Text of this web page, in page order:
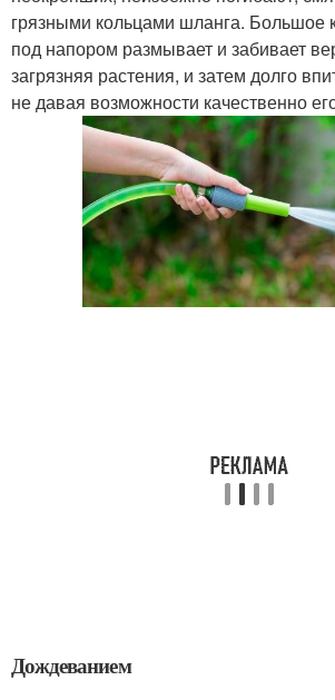
грязными кольцами шланга. Большое
под напором размывает и забивает
загрязняя растения, и затем долго
не давая возможности качественно
Дождеванием